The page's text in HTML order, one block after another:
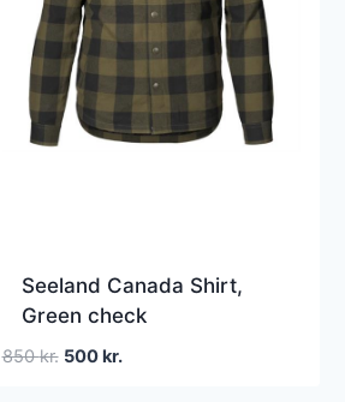
Seeland Canada Shirt,
Green check
850kr. Den
500kr.Den